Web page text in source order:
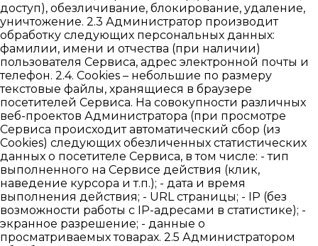
доступ), обезличивание, блокирование, удаление,
уничтожение. 2.3 Администратор производит
обработку следующих персональных данных:
фамилии, имени и отчества (при наличии)
пользователя Сервиса, адрес электронной почты и
телефон. 2.4. Cookies – небольшие по размеру
текстовые файлы, хранящиеся в браузере
посетителей Сервиса. На совокупности различных
веб-проектов Администратора (при просмотре
Сервиса происходит автоматический сбор (из
Cookies) следующих обезличенных статистических
данных о посетителе Сервиса, в том числе: - тип
выполненного на Сервисе действия (клик,
наведение курсора и т.п.); - дата и время
выполнения действия; - URL страницы; - IP (без
возможности работы с IP-адресами в статистике); -
экранное разрешение; - данные о
просматриваемых товарах. 2.5 Администратором